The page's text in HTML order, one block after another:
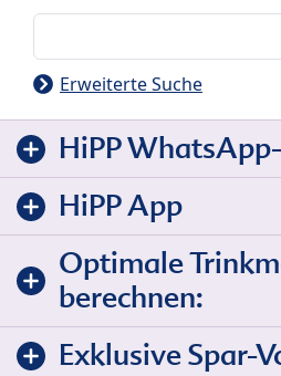
Erweiterte Suche
HiPP
HiPP App
Optimale
berechnen:
Exklusive Spar-